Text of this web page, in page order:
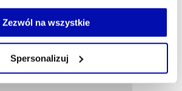
zgody na zapisywanie plików cookie,
swoimi uprawnieniami, np. we
internetowej lub po wybraniu opcji
Zezwól na wszystkie
Spersonalizuj